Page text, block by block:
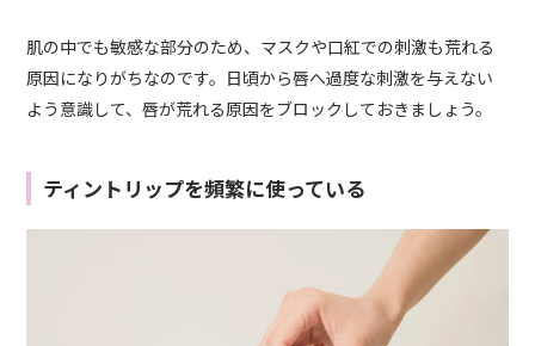
肌の中でも敏感な部分のため、マスクや口紅での刺激も荒れる
原因になりがちなのです。日頃から唇へ過度な刺激を与えない
よう意識して、唇が荒れる原因をブロックしておきましょう。
ティントリップを頻繁に使っている